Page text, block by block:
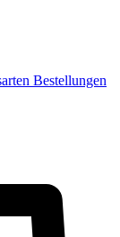
Bestellungen